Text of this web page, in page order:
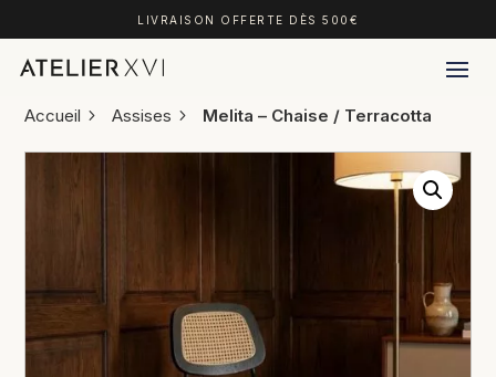
LIVRAISON OFFERTE DÈS 500€
Accueil Assises Melita – Chaise / Terracotta